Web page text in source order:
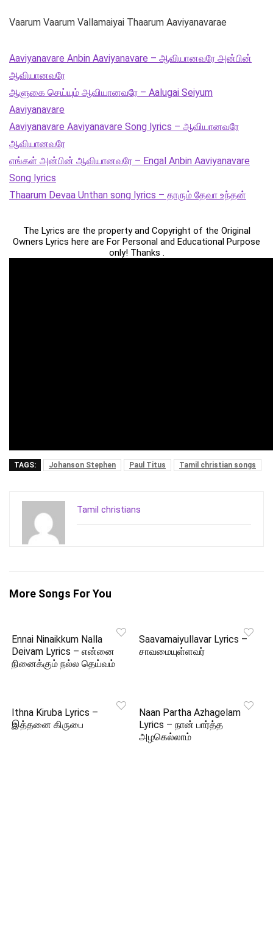
Vaarum Vaarum Vallamaiyai Thaarum Aaviyanavarae
Aaviyanavare Anbin Aaviyanavare – ஆவியானவரே அன்பின்
ஆவியானவரே
ஆளுகை செய்யும் ஆவியானவரே – Aalugai Seiyum
Aaviyanavare
Aaviyanavare Aaviyanavare Song lyrics – ஆவியானவரே
ஆவியானவரே
எங்கள் அன்பின் ஆவியானவரே – Engal Anbin Aaviyanavare
Song lyrics
Thaarum Devaa Unthan song lyrics – தாரும் தேவா உந்தன்
The Lyrics are the property and Copyright of the Original
Owners Lyrics here are For Personal and Educational Purpose
only! Thanks .
TAGS: Johanson Stephen Paul Titus Tamil christian songs
Tamil christians
More Songs For You
Ennai Ninaikkum Nalla
Deivam Lyrics – என்னை
நினைக்கும் நல்ல தெய்வம்
Saavamaiyullavar Lyrics –
சாவமையுள்ளவர்
Ithna Kiruba Lyrics –
இத்தனை கிருபை
Naan Partha Azhagelam
Lyrics – நான் பார்த்த
அழகெல்லாம்